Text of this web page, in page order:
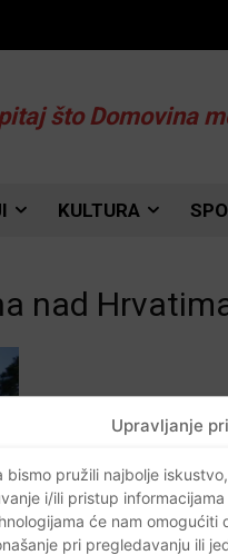
Upravljanje
bismo pružili najbolje
i/ili pristup
će nam omogućiti
pri pregledavanju ili
što Domovina
KULTURA
nad